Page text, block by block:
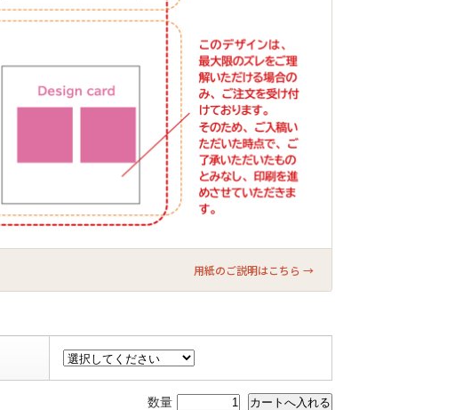
用紙のご説明はこちら →
数量